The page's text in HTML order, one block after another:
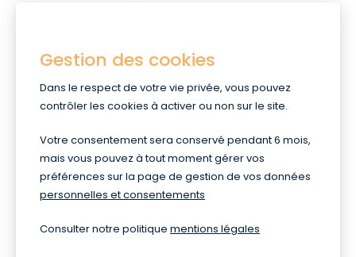
décembre, du mardi au samedi, de 10h à 18h.
Du 12 au 26 avril, de 10h à 19h et les dimanches 13 et 20 avril de
14h à 19h.
Toutes les actualités
Gestion des cookies
Dans le respect de votre vie privée, vous pouvez
contrôler les cookies à activer ou non sur le site.
Votre consentement sera conservé pendant 6 mois,
mais vous pouvez à tout moment gérer vos
préférences sur la page de gestion de vos données
personnelles et consentements
Consulter notre politique mentions légales